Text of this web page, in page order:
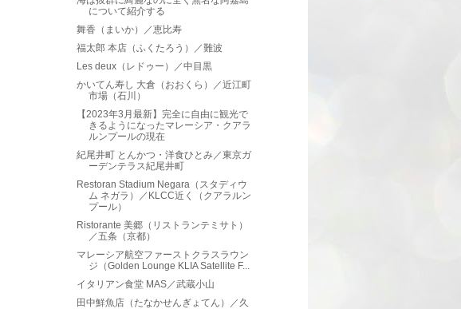
について紹介する
舞香（まいか）／恵比寿
福太郎 本店（ふくたろう）／難波
Les deux（レドゥー）／中目黒
かいてん寿し 大倉（おおくら）／近江町
市場（石川）
【2023年3月最新】完全に自由に観光で
きるようになったマレーシア・クアラ
ルンプールの現在
紀尾井町 とんかつ・洋食ひとみ／東京ガ
ーデンテラス紀尾井町
Restoran Stadium Negara（スタディウ
ム ネガラ）／KLCC近く（クアラルン
プール）
Ristorante 美郷（リストランテミサト）
／五条（京都）
マレーシア航空ファーストクラスラウン
ジ（Golden Lounge KLIA Satellite F...
イタリアン食堂 MAS／武蔵小山
田中鮮魚店（たなかせんぎょてん）／久